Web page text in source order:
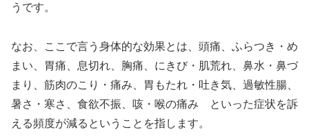
うです。
なお、ここで言う身体的な効果とは、頭痛、ふらつき・め
まい、胃痛、息切れ、胸痛、にきび・肌荒れ、鼻水・鼻づ
まり、筋肉のこり・痛み、胃もたれ・吐き気、過敏性腸、
暑さ・寒さ、食欲不振、咳・喉の痛み といった症状を訴
える頻度が減るということを指します。